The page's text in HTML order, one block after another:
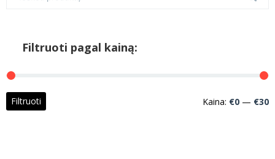
Filtruoti pagal kainą:
Filtruoti Kaina: €0 — €30